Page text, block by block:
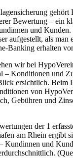
gehört
Bewertung – ein
und
aufgestellt, als man
Banking erhalten
wir bei
– Konditionen und
ersichtlich. Beim
von
Gebühren und
der 1
am Rhein ergibt
Kundinnen und